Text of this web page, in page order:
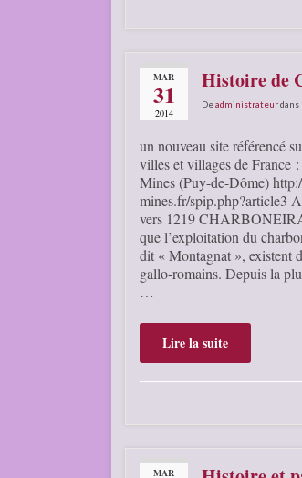
MAR
31
2014
Histoire de
Deadministrateurdans
un nouveau site référencé
villes et villages de France
Mines (Puy-de-Dôme)
mines.fr/spip.php?article3
vers 1219
que l’exploitation du
dit « Montagnat », existent
gallo-romains. Depuis la
…
Lire la suite
MAR